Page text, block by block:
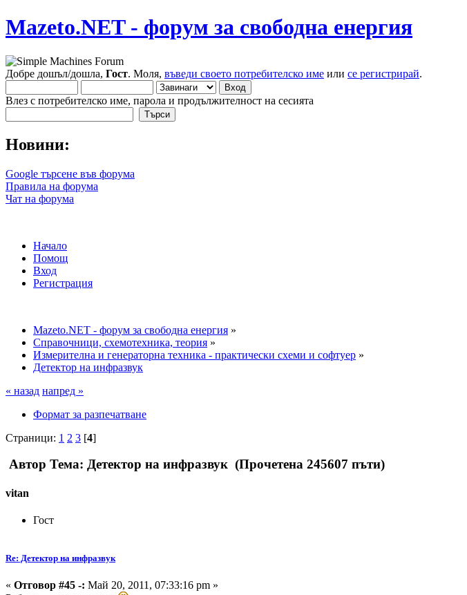
Mazeto.NET - форум за свободна енергия
Добре дошъл/дошла, Гост. Моля, въведи своето потребителско име или се регистрирай.
Влез с потребителско име, парола и продължителност на сесията
Новини:
Google търсене във форума
Правила на форума
Чат на форума
Начало
Помощ
Вход
Регистрация
Mazeto.NET - форум за свободна енергия »
Справочници, схемотехника, теория »
Измерителна и генераторна техника - практически схеми и софтуер »
Детектор на инфразвук
« назад напред »
Формат за разпечатване
Страници: 1 2 3 [4]
Автор Тема: Детектор на инфразвук (Прочетена 245607 пъти)
vitan
Гост
Re: Детектор на инфразвук
« Отговор #45 -: Май 20, 2011, 07:33:16 pm »